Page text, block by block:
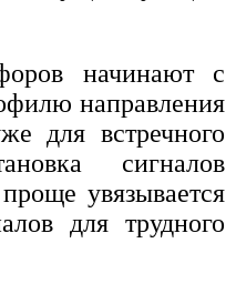
начинают с
направления
для встречного
сигналов
увязывается
для трудного